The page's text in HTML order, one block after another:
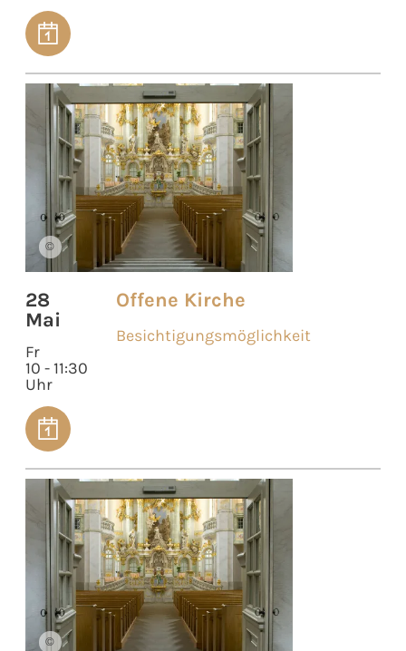
©
28
Mai
Fr
10 - 11:30
Uhr
Offene Kirche
Besichtigungsmöglichkeit
©